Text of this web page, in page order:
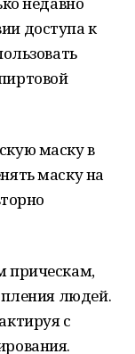
доступа к
маску в
маску на
прическам,
людей.
с